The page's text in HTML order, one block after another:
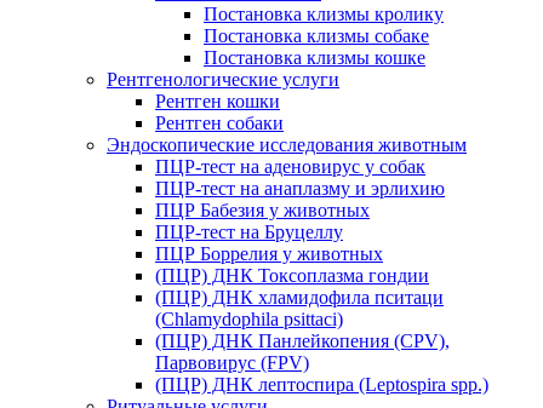
Постановка клизмы кролику
Постановка клизмы собаке
Постановка клизмы кошке
Рентгенологические услуги
Рентген кошки
Рентген собаки
Эндоскопические исследования животным
ПЦР-тест на аденовирус у собак
ПЦР-тест на анаплазму и эрлихию
ПЦР Бабезия у животных
ПЦР-тест на Бруцеллу
ПЦР Боррелия у животных
(ПЦР) ДНК Токсоплазма гондии
(ПЦР) ДНК хламидофила пситаци
(Chlamydophila psittaci)
(ПЦР) ДНК Панлейкопения (CPV),
Парвовирус (FPV)
(ПЦР) ДНК лептоспира (Leptospira spp.)